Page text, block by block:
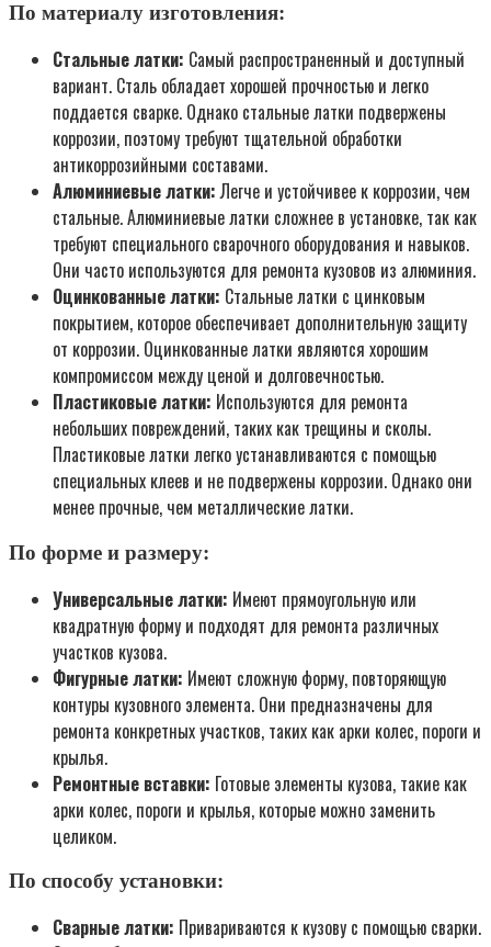
По материалу изготовления:
Стальные латки: Самый распространенный и доступный
вариант. Сталь обладает хорошей прочностью и легко
поддается сварке. Однако стальные латки подвержены
коррозии, поэтому требуют тщательной обработки
антикоррозийными составами.
Алюминиевые латки:Легче и устойчивее к коррозии, чем
стальные. Алюминиевые латки сложнее в установке, так как
требуют специального сварочного оборудования и навыков.
Они часто используются для ремонта кузовов из алюминия.
Оцинкованные латки: Стальные латки с цинковым
покрытием, которое обеспечивает дополнительную защиту
от коррозии. Оцинкованные латки являются хорошим
компромиссом между ценой и долговечностью.
Пластиковые латки: Используются для ремонта
небольших повреждений, таких как трещины и сколы.
Пластиковые латки легко устанавливаются с помощью
специальных клеев и не подвержены коррозии. Однако они
менее прочные, чем металлические латки.
По форме и размеру:
Универсальные латки: Имеют прямоугольную или
квадратную форму и подходят для ремонта различных
участков кузова.
Фигурные латки: Имеют сложную форму, повторяющую
контуры кузовного элемента. Они предназначены для
ремонта конкретных участков, таких как арки колес, пороги и
крылья.
Ремонтные вставки: Готовые элементы кузова, такие как
арки колес, пороги и крылья, которые можно заменить
целиком.
По способу установки:
Сварные латки: Привариваются к кузову с помощью сварки.